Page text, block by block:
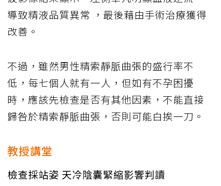
導致精液品質異常 ，最後藉由手術治療獲得
改善。
不過，雖然男性精索靜脈曲張的盛行率不
低，每七個人就有一人，但如有不孕困擾
時，應該先檢查是否有其他因素，不能直接
歸咎於精索靜脈曲張，否則可能白挨一刀。
教授講堂
檢查採站姿 天冷陰囊緊縮影響判讀